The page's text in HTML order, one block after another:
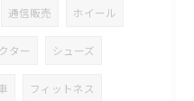
通信販売 ホイール
ター シューズ
フィットネス